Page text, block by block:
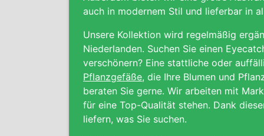
auch in modernem Stil und lieferbar in
Unsere Kollektion wird regelmäßig
Niederlanden. Suchen Sie einen
verschönern? Eine stattliche oder
Pflanzgefäße, die Ihre Blumen und
beraten Sie gerne. Wir arbeiten mit
für eine Top-Qualität stehen. Dank
liefern, was Sie suchen.